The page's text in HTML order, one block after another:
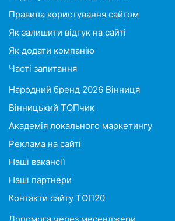
Правила користування сайтом
Як залишити відгук на сайті
Як додати компанію
Часті запитання
Народний бренд 2026 Вінниця
Вінницький ТОПчик
Академія локального маркетингу
Реклама на сайті
Наші вакансії
Наші партнери
Контакти сайту ТОП20